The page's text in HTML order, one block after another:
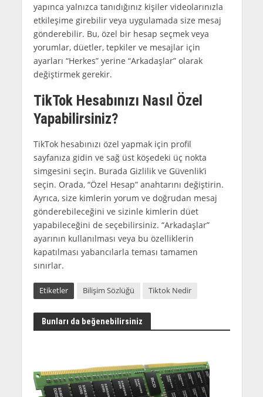
yapınca yalnızca tanıdığınız kişiler videolarınızla
etkileşime girebilir veya uygulamada size mesaj
gönderebilir. Bu, özel bir hesap seçmek veya
yorumlar, düetler, tepkiler ve mesajlar için
ayarları “Herkes” yerine “Arkadaşlar” olarak
değiştirmek gerekir.
TikTok Hesabınızı Nasıl Özel
Yapabilirsiniz?
TikTok hesabınızı özel yapmak için profil
sayfanıza gidin ve sağ üst köşedeki üç nokta
simgesini seçin. Burada Gizlilik ve Güvenlik’i
seçin. Orada, “Özel Hesap” anahtarını değiştirin.
Ayrıca, size kimlerin yorum ve doğrudan mesaj
gönderebileceğini ve sizinle kimlerin düet
yapabileceğini de seçebilirsiniz. “Arkadaşlar”
ayarının kullanılması veya bu özelliklerin
kapatılması yabancılarla teması tamamen
sınırlar.
Etiketler Bilişim Sözlüğü Tiktok Nedir
Bunları da beğenebilirsiniz